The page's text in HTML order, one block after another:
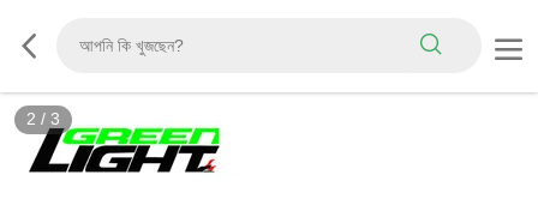
2 / 3